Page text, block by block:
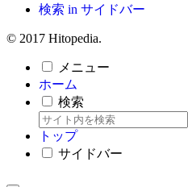
検索 in サイドバー
© 2017 Hitopedia.
メニュー
ホーム
検索
トップ
サイドバー